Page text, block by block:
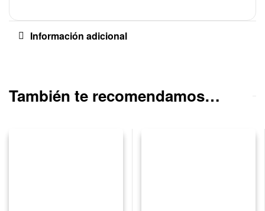
Información adicional
También te recomendamos…